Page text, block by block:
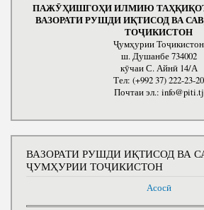
ПАЖӮҲИШГОҲИ ИЛМИЮ
ВАЗОРАТИ РУШДИ ИҚТИСОД ВА
ТОҶИКИСТОН
Ҷумҳурии Тоҷикистон
ш. Душанбе 734002
кӯчаи С. Айнӣ 14/А
Тел: (+992 37) 222-23-20
Почтаи эл.: info@piti.tj
ВАЗОРАТИ РУШДИ ИҚТИСОД ВА
ҶУМҲУРИИ ТОҶИКИСТОН
Асосӣ